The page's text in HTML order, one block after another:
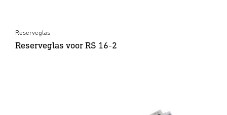
Reserveglas
Reserveglas voor RS 16-2